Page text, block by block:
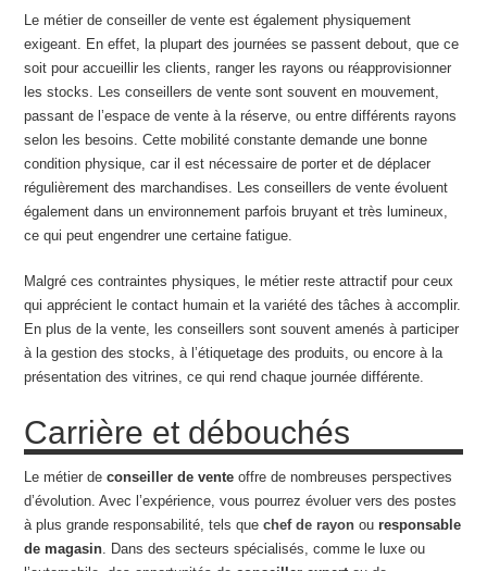
Le métier de conseiller de vente est également physiquement
exigeant. En effet, la plupart des journées se passent debout, que ce
soit pour accueillir les clients, ranger les rayons ou réapprovisionner
les stocks. Les conseillers de vente sont souvent en mouvement,
passant de l’espace de vente à la réserve, ou entre différents rayons
selon les besoins. Cette mobilité constante demande une bonne
condition physique, car il est nécessaire de porter et de déplacer
régulièrement des marchandises. Les conseillers de vente évoluent
également dans un environnement parfois bruyant et très lumineux,
ce qui peut engendrer une certaine fatigue.
Malgré ces contraintes physiques, le métier reste attractif pour ceux
qui apprécient le contact humain et la variété des tâches à accomplir.
En plus de la vente, les conseillers sont souvent amenés à participer
à la gestion des stocks, à l’étiquetage des produits, ou encore à la
présentation des vitrines, ce qui rend chaque journée différente.
Carrière et débouchés
Le métier deconseiller de vente offre de nombreuses perspectives
d’évolution. Avec l’expérience, vous pourrez évoluer vers des postes
à plus grande responsabilité, tels quechef de rayon ouresponsable
de magasin. Dans des secteurs spécialisés, comme le luxe ou